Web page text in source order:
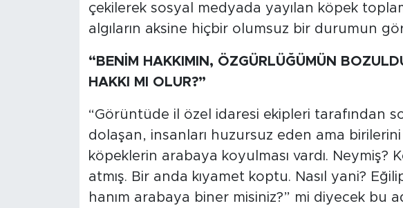
çekilerek sosyal medyada yayılan köpek
algıların aksine hiçbir olumsuz bir durumun
“BENİM HAKKIMIN, ÖZGÜRLÜĞÜMÜN
HAKKI MI OLUR?”
“Görüntüde il özel idaresi ekipleri tarafından
dolaşan, insanları huzursuz eden ama
köpeklerin arabaya koyulması vardı. Neymiş?
atmış. Bir anda kıyamet koptu. Nasıl yani?
hanım arabaya biner misiniz?” mi diyecek bu